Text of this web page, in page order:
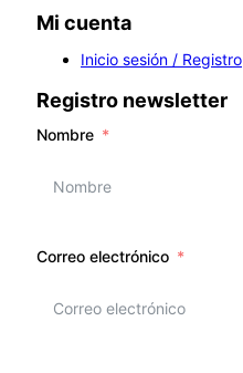
Mi cuenta
Inicio sesión / Registro
Registro newsletter
Nombre
Correo electrónico